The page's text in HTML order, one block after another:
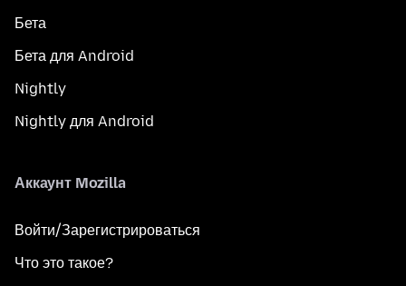
Бета
Бета для Android
Nightly
Nightly для Android
Аккаунт Mozilla
Войти/Зарегистрироваться
Что это такое?